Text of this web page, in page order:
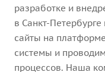
разработке и
в Санкт-
сайты на
системы и
процессов. Наша